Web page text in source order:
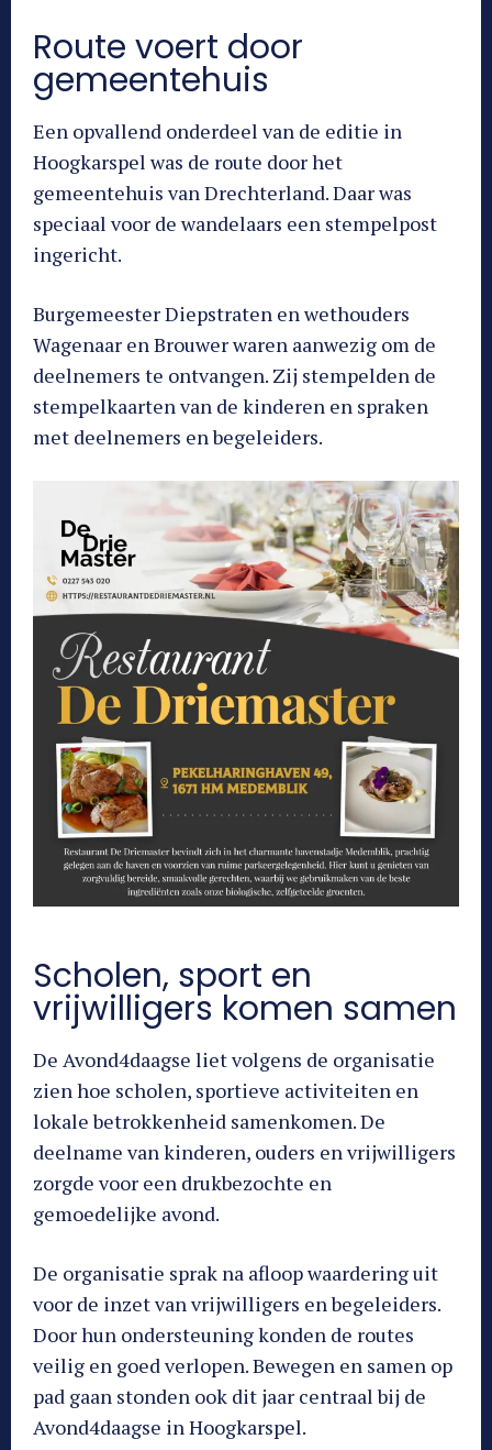
Route voert door
gemeentehuis
Een opvallend onderdeel van de editie in
Hoogkarspel was de route door het
gemeentehuis van Drechterland. Daar was
speciaal voor de wandelaars een stempelpost
ingericht.
Burgemeester Diepstraten en wethouders
Wagenaar en Brouwer waren aanwezig om de
deelnemers te ontvangen. Zij stempelden de
stempelkaarten van de kinderen en spraken
met deelnemers en begeleiders.
Scholen, sport en
vrijwilligers komen samen
De Avond4daagse liet volgens de organisatie
zien hoe scholen, sportieve activiteiten en
lokale betrokkenheid samenkomen. De
deelname van kinderen, ouders en vrijwilligers
zorgde voor een drukbezochte en
gemoedelijke avond.
De organisatie sprak na afloop waardering uit
voor de inzet van vrijwilligers en begeleiders.
Door hun ondersteuning konden de routes
veilig en goed verlopen. Bewegen en samen op
pad gaan stonden ook dit jaar centraal bij de
Avond4daagse in Hoogkarspel.